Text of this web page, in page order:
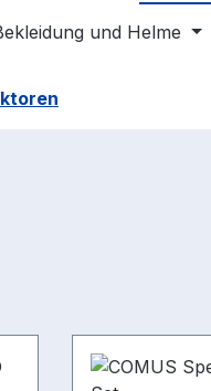
und Helme